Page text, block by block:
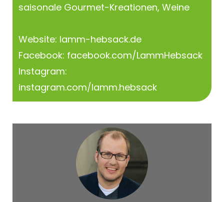
saisonale Gourmet-Kreationen, Weine
Website: lamm-hebsack.de
Facebook: facebook.com/LammHebsack
Instagram:
instagram.com/lamm.hebsack